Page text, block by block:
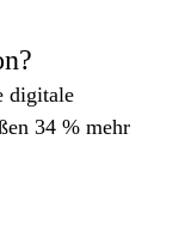
digitale
34 % mehr